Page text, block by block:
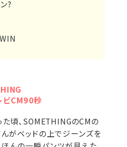
?
ビCM90秒
頃、SOMETHINGのCMの
がベッドの上でジーンズを